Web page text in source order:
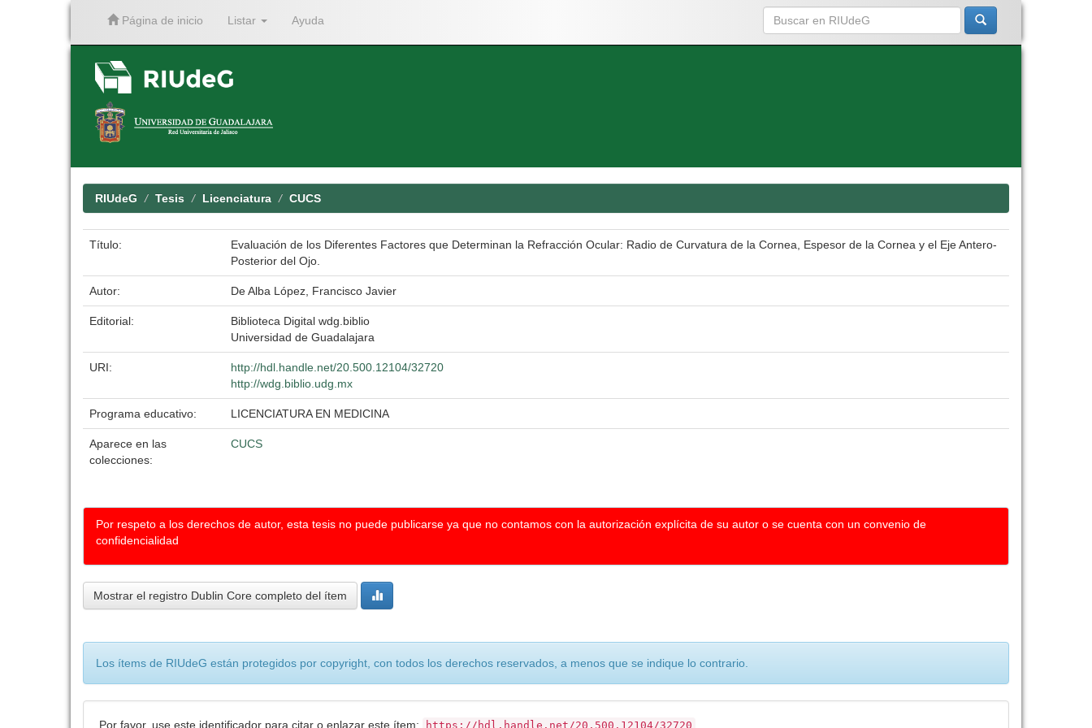
Página de inicio Listar Ayuda
RIUdeG Tesis Licenciatura CUCS
Título:
Evaluación de los Diferentes Factores que Determinan la Refracción Ocular: Radio de Curvatura de la Cornea, Espesor de la Cornea y el Eje Antero-
Posterior del Ojo.
Autor: De Alba López, Francisco Javier
Editorial:
Biblioteca Digital wdg.biblio
Universidad de Guadalajara
URI:
http://hdl.handle.net/20.500.12104/32720
http://wdg.biblio.udg.mx
Programa educativo: LICENCIATURA EN MEDICINA
Aparece en las
colecciones:
CUCS
Por respeto a los derechos de autor, esta tesis no puede publicarse ya que no contamos con la autorización explícita de su autor o se cuenta con un convenio de
confidencialidad
Mostrar el registro Dublin Core completo del ítem
Los ítems de RIUdeG están protegidos por copyright, con todos los derechos reservados, a menos que se indique lo contrario.
Por favor, use este identificador para citar o enlazar este ítem: https://hdl.handle.net/20.500.12104/32720